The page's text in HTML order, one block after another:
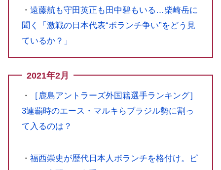
・ 遠藤航も守田英正も田中碧もいる…柴崎岳に
聞く「激戦の日本代表“ボランチ争い”をどう見
ているか？」
2021年2月
・
［鹿島アントラーズ外国籍選手ランキング］
3連覇時のエース・マルキらブラジル勢に割っ
て入るのは？
・ 福西崇史が歴代日本人ボランチを格付け。ピ